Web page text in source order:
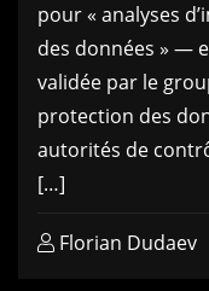
pour « analyses
des données » —
validée par le
protection des
autorités de
[…]
Florian Dudaev